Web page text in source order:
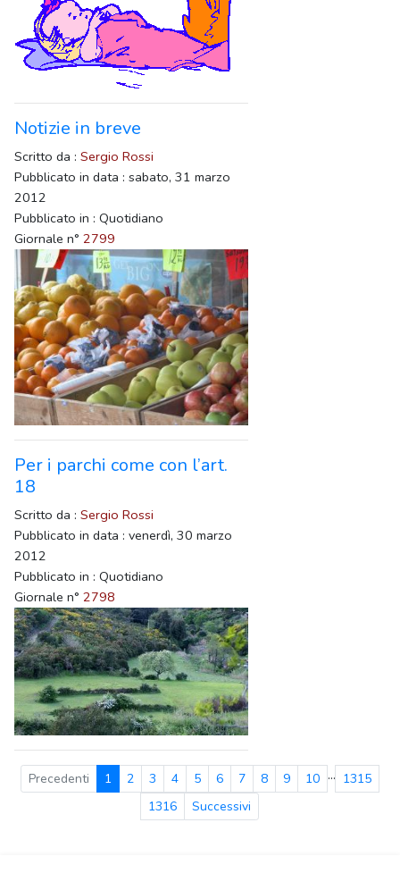
Notizie in breve
Scritto da : Sergio Rossi
Pubblicato in data : sabato, 31 marzo
2012
Pubblicato in : Quotidiano
Giornale n° 2799
Per i parchi come con l’art.
18
Scritto da : Sergio Rossi
Pubblicato in data : venerdì, 30 marzo
2012
Pubblicato in : Quotidiano
Giornale n° 2798
Precedenti 1 2 3 4 5 6 7 8 9 10 ... 1315
1316
Successivi